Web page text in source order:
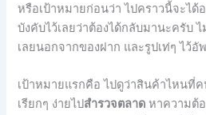
หรือเป้าหมายก่อนว่า ไปคราวนี้จะได้
บังคับไว้เลยว่าต้องได้กลับมานะครับ
เลยนอกจากของฝาก และรูปเท่ๆ ไว้อั
เป้าหมายแรกคือ ไปดูว่าสินค้าไหนที่
เรียกๆ ง่ายไปสำรวจตลาด หาความต้อ